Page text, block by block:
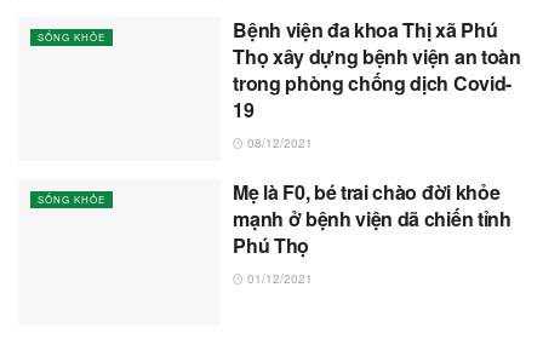
SỐNG KHỎE
Bệnh viện đa khoa Thị xã Phú
Thọ xây dựng bệnh viện an toàn
trong phòng chống dịch Covid-
19
08/12/2021
SỐNG KHỎE
Mẹ là F0, bé trai chào đời khỏe
mạnh ở bệnh viện dã chiến tỉnh
Phú Thọ
01/12/2021